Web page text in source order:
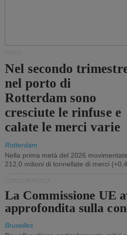
Nel secondo
nel porto di
Rotterdam sono
cresciute le rinfuse e
calate le merci varie
Rotterdam
Nella prima metà del 2026 movimentate
212,0 milioni di tonnellate di merci
La Commissione UE
approfondita sulla
Bruxelles